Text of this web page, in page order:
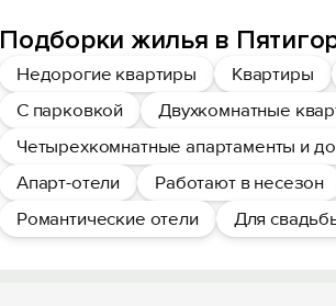
Подборки жилья в
Недорогие квартиры
Квартиры
С парковкой
Двухкомнатные
Четырехкомнатные апартаменты и
Апарт-отели
Работают в несезон
Романтические отели
Для